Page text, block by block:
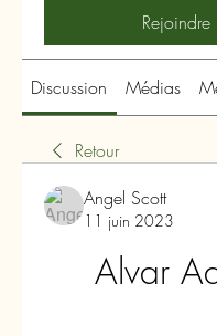
Rejoindre
Discussion Médias
Retour
Angel Scott
11 juin 2023
Alvar